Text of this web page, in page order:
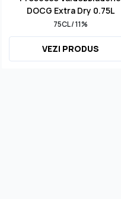
DOCG Extra Dry 0.75L
75CL / 11%
VEZI PRODUS